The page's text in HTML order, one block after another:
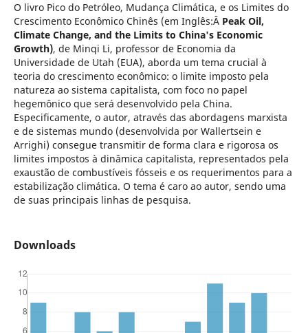
O livro Pico do Petróleo, Mudança Climática, e os Limites do
Crescimento Econômico Chinês (em Inglês:Â Peak Oil,
Climate Change, and the Limits to China's Economic
Growth), de Minqi Li, professor de Economia da
Universidade de Utah (EUA), aborda um tema crucial à
teoria do crescimento econômico: o limite imposto pela
natureza ao sistema capitalista, com foco no papel
hegemônico que será desenvolvido pela China.
Especificamente, o autor, através das abordagens marxista
e de sistemas mundo (desenvolvida por Wallertsein e
Arrighi) consegue transmitir de forma clara e rigorosa os
limites impostos à dinâmica capitalista, representados pela
exaustão de combustíveis fósseis e os requerimentos para a
estabilização climática. O tema é caro ao autor, sendo uma
de suas principais linhas de pesquisa.
Downloads